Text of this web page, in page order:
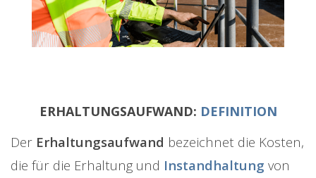
ERHALTUNGSAUFWAND: DEFINITION
Der Erhaltungsaufwand bezeichnet die Kosten,
die für die Erhaltung und Instandhaltung von